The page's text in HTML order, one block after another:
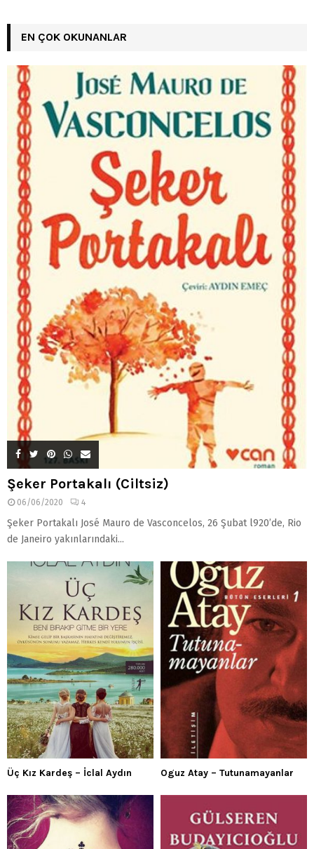
EN ÇOK OKUNANLAR
Şeker Portakalı (Ciltsiz)
06/06/2020 4
Şeker Portakalı José Mauro de Vasconcelos, 26 Şubat l920’de, Rio
de Janeiro yakınlarındaki...
Üç Kız Kardeş – İclal Aydın Oguz Atay – Tutunamayanlar